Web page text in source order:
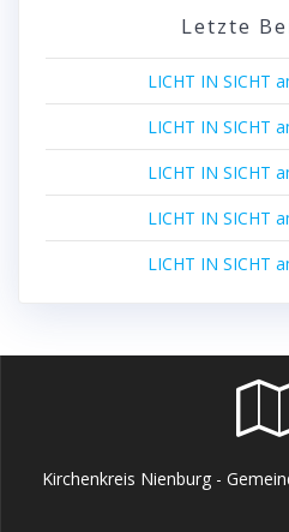
Letzte
LICHT IN SICHT
LICHT IN SICHT
LICHT IN SICHT
LICHT IN SICHT
LICHT IN SICHT
Kirchenkreis Nienburg -